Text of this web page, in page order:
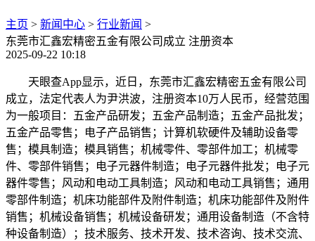
主页 > 新闻中心 > 行业新闻 >
东莞市汇鑫宏精密五金有限公司成立 注册资本
2025-09-22 10:18
天眼查App显示，近日，东莞市汇鑫宏精密五金有限公司
成立，法定代表人为尹洪波，注册资本10万人民币，经营范围
为一般项目：五金产品研发；五金产品制造；五金产品批发；
五金产品零售；电子产品销售；计算机软硬件及辅助设备零
售；模具制造；模具销售；机械零件、零部件加工；机械零
件、零部件销售；电子元器件制造；电子元器件批发；电子元
器件零售；风动和电动工具制造；风动和电动工具销售；通用
零部件制造；机床功能部件及附件制造；机床功能部件及附件
销售；机械设备销售；机械设备研发；通用设备制造（不含特
种设备制造）；技术服务、技术开发、技术咨询、技术交流、